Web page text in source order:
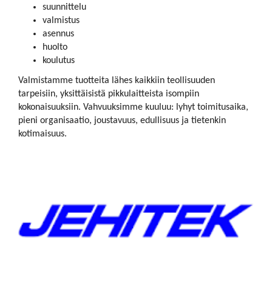
suunnittelu
valmistus
asennus
huolto
koulutus
Valmistamme tuotteita lähes kaikkiin teollisuuden
tarpeisiin, yksittäisistä pikkulaitteista isompiin
kokonaisuuksiin. Vahvuuksimme kuuluu: lyhyt toimitusaika,
pieni organisaatio, joustavuus, edullisuus ja tietenkin
kotimaisuus.